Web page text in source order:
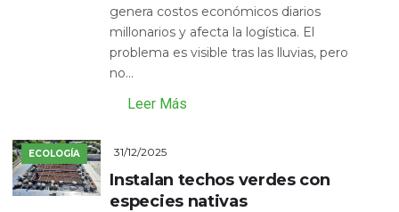
genera costos económicos diarios
millonarios y afecta la logística. El
problema es visible tras las lluvias, pero
no...
Leer Más
ECOLOGÍA 31/12/2025
Instalan techos verdes con
especies nativas